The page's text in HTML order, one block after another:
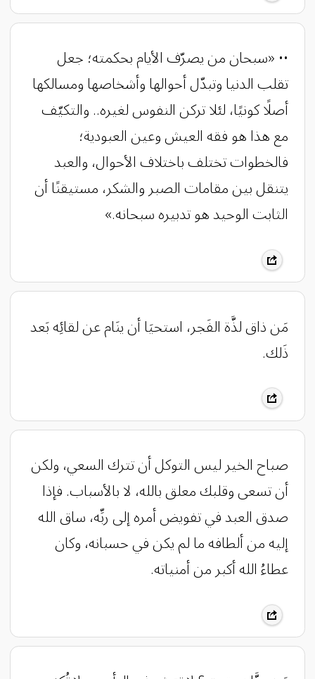
•• ‏«سبحان من يصرّف الأيام بحكمته؛ جعل
تقلب الدنيا وتبدّل أحوالها وأشخاصها ومسالكها
أصلًا كونيًا، لئلا تركن النفوس لغيره.. والتكيّف
مع هذا هو فقه العيش وعين العبودية؛
فالخطوات تختلف باختلاف الأحوال، والعبد
يتنقل بين مقامات الصبر والشكر، مستيقنًا أن
الثابت الوحيد هو تدبيره سبحانه.»
مَن ذاق لذَّة الفَجر، استحيَا أن ينَام عن لقائِه بَعد
ذَلك.
صباح الخير ليس التوكل أن تترك السعي، ولكن
أن تسعى وقلبك معلق بالله، لا بالأسباب. فإذا
صدق العبد في تفويض أمره إلى ربِّه، ساق الله
إليه من ألطافه ما لم يكن في حسبانه، وكان
عطاءُ الله أكبر من أمنياته.